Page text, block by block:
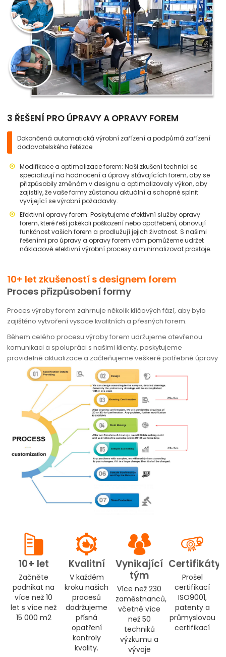
3 ŘEŠENÍ PRO ÚPRAVY A OPRAVY FOREM
Dokončená automatická výrobní zařízení a podpůrná zařízení
dodavatelského řetězce
Modifikace a optimalizace forem: Naši zkušení technici se
specializují na hodnocení a úpravy stávajících forem, aby se
přizpůsobily změnám v designu a optimalizovaly výkon, aby
zajistily, že vaše formy zůstanou aktuální a schopné splnit
vyvíjející se výrobní požadavky.
Efektivní opravy forem: Poskytujeme efektivní služby opravy
forem, které řeší jakékoli poškození nebo opotřebení, obnovují
funkčnost vašich forem a prodlužují jejich životnost. S našimi
řešeními pro úpravy a opravy forem vám pomůžeme udržet
nákladově efektivní výrobní procesy a minimalizovat prostoje.
10+ let zkušeností s designem forem
Proces přizpůsobení formy
Proces výroby forem zahrnuje několik klíčových fází, aby bylo
zajištěno vytvoření vysoce kvalitních a přesných forem.
Během celého procesu výroby forem udržujeme otevřenou
komunikaci a spolupráci s našimi klienty, poskytujeme
pravidelné aktualizace a začleňujeme veškeré potřebné úpravy
10+ let
Začněte
podnikat na
více než 10
let s více než
15 000 m2
Kvalitní
V každém
kroku našich
procesů
dodržujeme
přísná
opatření
kontroly
kvality.
Vynikající
tým
Více než 230
zaměstnanců,
včetně více
než 50
techniků
výzkumu a
vývoje
Certifikáty
Prošel
certifikací
ISO9001,
patenty a
průmyslovou
certifikací